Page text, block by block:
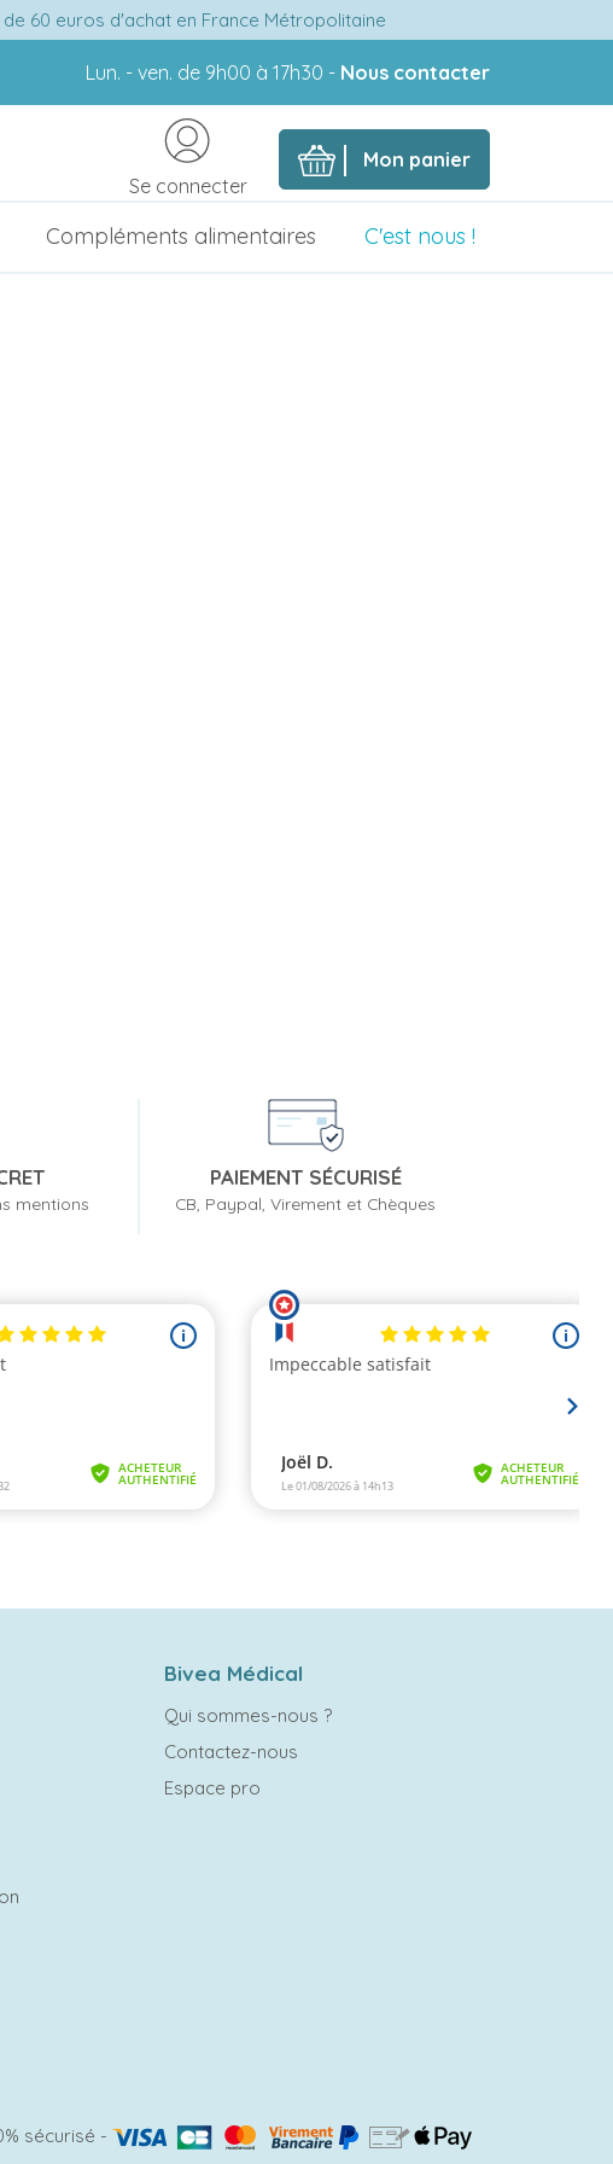
60 euros d'achat en France Métropolitaine
Lun. - ven. de 9h00 à 17h30 - Nous contacter
Mon panier
Se connecter
Compléments alimentaires C'est nous !
mentions
PAIEMENT SÉCURISÉ
CB, Paypal, Virement et Chèques
Bivea Médical
Qui sommes-nous ?
Contactez-nous
Espace pro
sécurisé -